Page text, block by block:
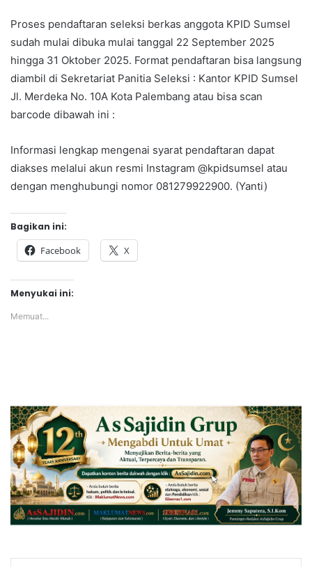
Proses pendaftaran seleksi berkas anggota KPID Sumsel
sudah mulai dibuka mulai tanggal 22 September 2025
hingga 31 Oktober 2025. Format pendaftaran bisa langsung
diambil di Sekretariat Panitia Seleksi : Kantor KPID Sumsel
Jl. Merdeka No. 10A Kota Palembang atau bisa scan
barcode dibawah ini :
Informasi lengkap mengenai syarat pendaftaran dapat
diakses melalui akun resmi Instagram @kpidsumsel atau
dengan menghubungi nomor 081279922900. (Yanti)
Bagikan ini:
Facebook X
Menyukai ini:
Memuat...